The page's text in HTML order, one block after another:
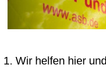
Wir helfen hier